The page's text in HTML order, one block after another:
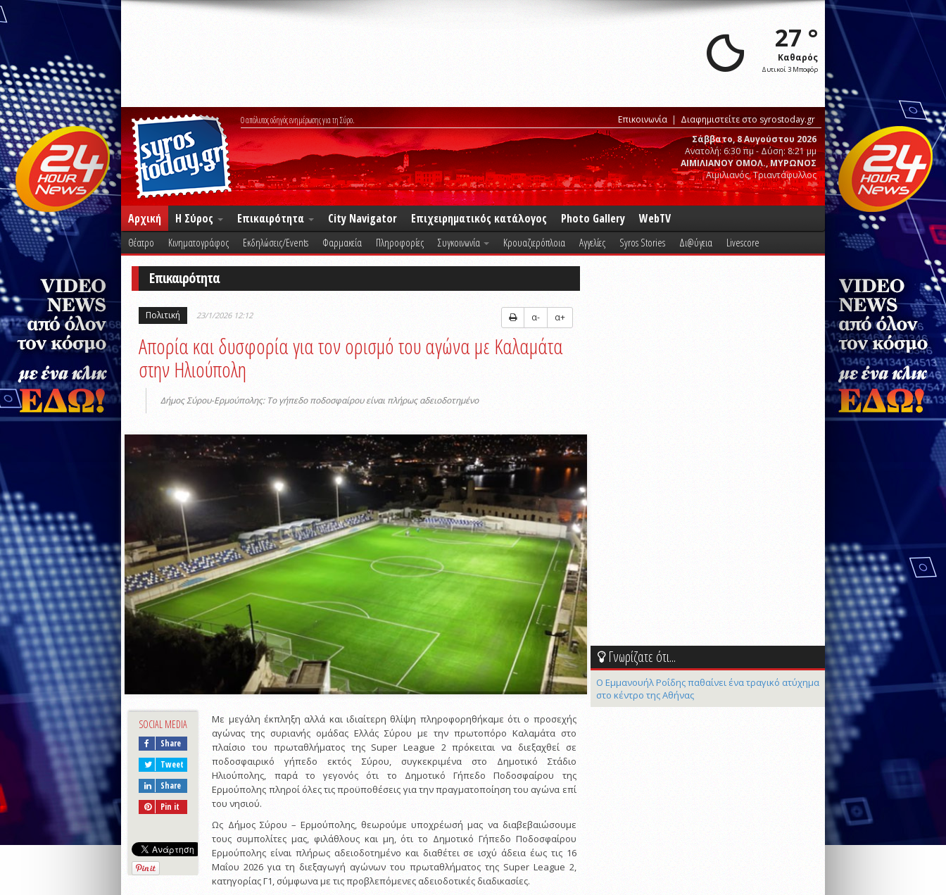
27 °
Καθαρός
Δυτικοί 3 Μποφόρ
Ο απόλυτος οδηγός ενημέρωσης για τη Σύρο. Επικοινωνία
Διαφημιστείτε στο syrostoday.gr
Σάββατο, 8 Αυγούστου 2026
Ανατολή: 6:30 πμ - Δύση: 8:21 μμ
ΑΙΜΙΛΙΑΝΟΥ ΟΜΟΛ., ΜΥΡΩΝΟΣ
Αιμιλιανός, Τριαντάφυλλος
Αρχική Η Σύρος Επικαιρότητα City Navigator Επιχειρηματικός κατάλογος Photo Gallery WebTV
Θέατρο Κινηματογράφος Εκδηλώσεις/Events Φαρμακεία Πληροφορίες Συγκοινωνία Κρουαζιερόπλοια Αγγελίες Syros Stories Δι@ύγεια Livescore
Επικαιρότητα
Πολιτική 23/1/2026 12:12 α- α+
Απορία και δυσφορία για τον ορισμό του αγώνα με Καλαμάτα
στην Ηλιούπολη
Δήμος Σύρου-Ερμούπολης: Το γήπεδο ποδοσφαίρου είναι πλήρως αδειοδοτημένο
SOCIAL MEDIA
Share
Tweet
Share
Pin it
Με μεγάλη έκπληξη αλλά και ιδιαίτερη θλίψη πληροφορηθήκαμε ότι ο προσεχής
αγώνας της συριανής ομάδας Ελλάς Σύρου με την πρωτοπόρο Καλαμάτα στο
πλαίσιο του πρωταθλήματος της Super League 2 πρόκειται να διεξαχθεί σε
ποδοσφαιρικό γήπεδο εκτός Σύρου, συγκεκριμένα στο Δημοτικό Στάδιο
Ηλιούπολης, παρά το γεγονός ότι το Δημοτικό Γήπεδο Ποδοσφαίρου της
Ερμούπολης πληροί όλες τις προϋποθέσεις για την πραγματοποίηση του αγώνα επί
του νησιού.
Ως Δήμος Σύρου – Ερμούπολης, θεωρούμε υποχρέωσή μας να διαβεβαιώσουμε
τους συμπολίτες μας, φιλάθλους και μη, ότι το Δημοτικό Γήπεδο Ποδοσφαίρου
Ερμούπολης είναι πλήρως αδειοδοτημένο και διαθέτει σε ισχύ άδεια έως τις 16
Μαΐου 2026 για τη διεξαγωγή αγώνων του πρωταθλήματος της Super League 2,
κατηγορίας Γ1, σύμφωνα με τις προβλεπόμενες αδειοδοτικές διαδικασίες.
Γνωρίζατε ότι...
Ο Εμμανουήλ Ροΐδης παθαίνει ένα τραγικό ατύχημα
στο κέντρο της Αθήνας